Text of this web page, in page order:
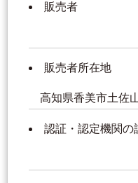
販売者
販売者所在地
高知県香美市土佐
認証・認定機関の